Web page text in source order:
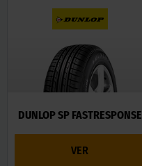
DUNLOP SP FASTRESPONSE
VER